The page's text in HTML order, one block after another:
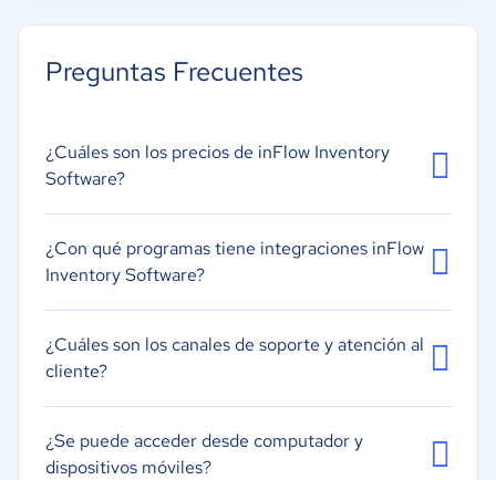
Gestión multicanal
Previsión
Gestión de inventario de minoristas
Alertas y notificaciones
Preguntas Frecuentes
¿Cuáles son los precios de inFlow Inventory
Software?
¿Con qué programas tiene integraciones inFlow
Inventory Software?
¿Cuáles son los canales de soporte y atención al
cliente?
¿Se puede acceder desde computador y
dispositivos móviles?